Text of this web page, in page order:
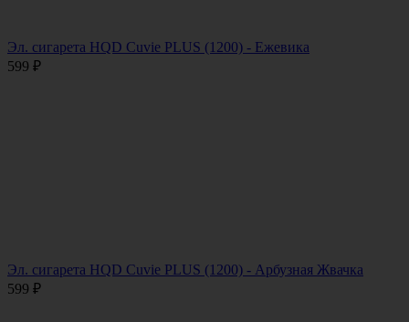
Эл. сигарета HQD Cuvie PLUS (1200) - Ежевика
599 ₽
Эл. сигарета HQD Cuvie PLUS (1200) - Арбузная Жвачка
599 ₽